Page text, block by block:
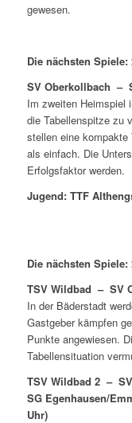
gewesen.
Die nächsten Spiele:
SV Oberkollbach –
Im zweiten Heimspiel
die Tabellenspitze zu
stellen eine kompakte
als einfach. Die
Erfolgsfaktor werden.
Jugend: TTF
Die nächsten Spiele:
TSV Wildbad – SV
In der Bäderstadt
Gastgeber kämpfen
Punkte angewiesen.
Tabellensituation
TSV Wildbad 2 –
SG Egenhausen/
Uhr)